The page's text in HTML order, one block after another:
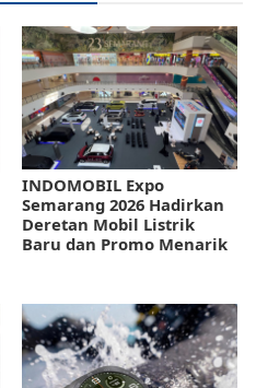
INDOMOBIL Expo
Semarang 2026 Hadirkan
Deretan Mobil Listrik
Baru dan Promo Menarik